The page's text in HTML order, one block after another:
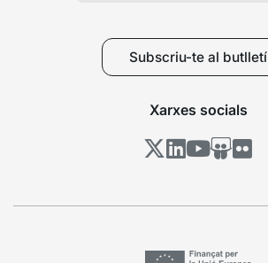
Subscriu-te al butlletí
Xarxes socials